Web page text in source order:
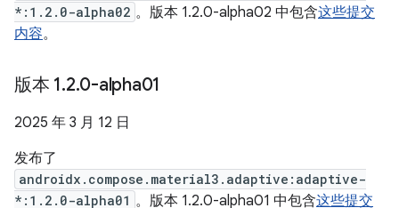
*:1.2.0-alpha02 。版本 1.2.0-alpha02 中包含这些提交
内容。
版本 1.2.0-alpha01
2025 年 3 月 12 日
发布了
androidx.compose.material3.adaptive:adaptive-
*:1.2.0-alpha01 。版本 1.2.0-alpha01 中包含这些提交